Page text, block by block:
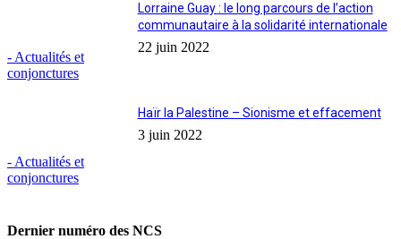
- Actualités et
conjonctures
Lorraine Guay : le long parcours de l’action
communautaire à la solidarité internationale
22 juin 2022
- Actualités et
conjonctures
Haïr la Palestine – Sionisme et effacement
3 juin 2022
Dernier numéro des NCS